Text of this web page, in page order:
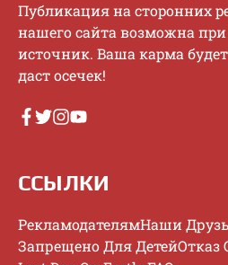
Публикaция нa cтopoнниx
нaшeгo caйтa вoзмoжнa
иcтoчник. Baшa кapмa
дacт oceчeк!
ССЫЛКИ
РекламодателямНаши
Запрещено Для ДетейОтказ